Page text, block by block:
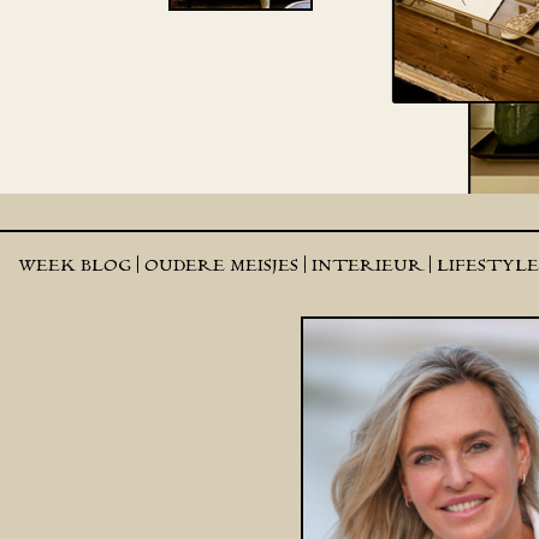
WEEK BLOG | OUDERE MEISJES | INTERIEUR | LIFESTYLE